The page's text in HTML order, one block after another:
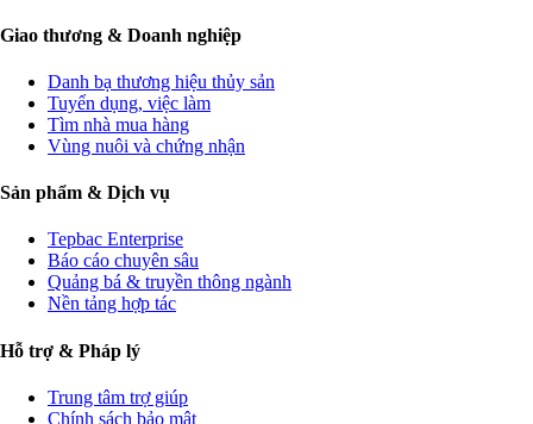
Giao thương & Doanh nghiệp
Danh bạ thương hiệu thủy sản
Tuyển dụng, việc làm
Tìm nhà mua hàng
Vùng nuôi và chứng nhận
Sản phẩm & Dịch vụ
Tepbac Enterprise
Báo cáo chuyên sâu
Quảng bá & truyền thông ngành
Nền tảng hợp tác
Hỗ trợ & Pháp lý
Trung tâm trợ giúp
Chính sách bảo mật